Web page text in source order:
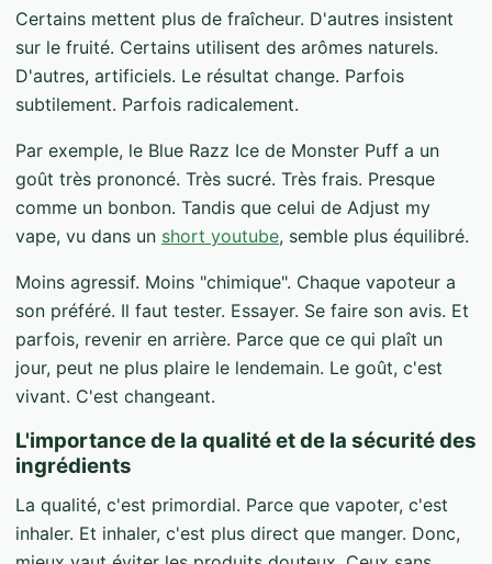
Certains mettent plus de fraîcheur. D'autres insistent
sur le fruité. Certains utilisent des arômes naturels.
D'autres, artificiels. Le résultat change. Parfois
subtilement. Parfois radicalement.
Par exemple, le Blue Razz Ice de Monster Puff a un
goût très prononcé. Très sucré. Très frais. Presque
comme un bonbon. Tandis que celui de Adjust my
vape, vu dans un short youtube, semble plus équilibré.
Moins agressif. Moins "chimique". Chaque vapoteur a
son préféré. Il faut tester. Essayer. Se faire son avis. Et
parfois, revenir en arrière. Parce que ce qui plaît un
jour, peut ne plus plaire le lendemain. Le goût, c'est
vivant. C'est changeant.
L'importance de la qualité et de la sécurité des
ingrédients
La qualité, c'est primordial. Parce que vapoter, c'est
inhaler. Et inhaler, c'est plus direct que manger. Donc,